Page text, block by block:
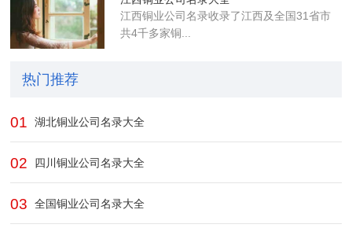
江西铜业公司名录收录了江西及全国31省市
共4千多家铜...
热门推荐
01 湖北铜业公司名录大全
02 四川铜业公司名录大全
03 全国铜业公司名录大全